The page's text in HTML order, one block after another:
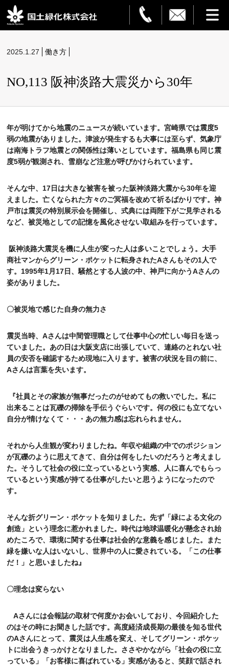
フラワーサービス
ご利用ガイド
企業情報
グリーン・ポケット店舗一覧
FC加盟店募集
採用情報
コラム
2025.1.27 働き方
NO,113 阪神淡路大震災から30年
年が明けてから地震のニュースが続いています。宮崎県では震度5
弱の地震がありました。津波が発生するも大事には至らず、気象庁
は南海トラフ地震との関係性は薄いとしています。福島県も同じ震
度5弱が観測され、雪崩など注意が呼びかけられています。
そんな中、 17日は大きな被害を被った阪神淡路大震から30年を迎
えました。亡くなられた方々のご冥福を改めて祈るばかりです。神
戸市は震災の特別展示会を開催し、式典には両陛下がご見学される
など、被災地としての記憶を風化させない取組みを行っています。
阪神淡路大震災を機に人生が変った人は多いことでしょう。大手
商社マンからグリーン・ポケットに転身されたAさんもその1人で
す。 1995年1月 17日、騒然とする人波の中、神戸に向かうAさんの
姿がありました。
〇被災地で感じた自身の無力さ
震災当時、Aさんは中間管理職として仕事中心の忙しい毎日を送っ
ていました。あの日は大阪支店に出張していて、連絡のとれない社
員の安否を確認するため現地に入ります。被害の状況を目の前に、
Aさんは言葉を失います。
『社員とその家族が無事だったのがせめてもの救いでした。私に
出来ることは瓦礫の掃除を手伝うぐらいです。何の役にも立てない
自分が情けなくて・・・あの無力感は忘れられません。
それから人生観が変わりましたね。年収や組織の中でのポジション
が瓦礫のように思えてきて、自分は何をしたいのだろうと考えまし
た。そうして社会の役に立っているという実感、人に喜んでもらっ
ているという実感が持てる仕事がしたいと思うようになったので
す。
そんな折グリーン・ポケットを知りました。先ず「緑による文化の
創造」という理念に惹かれました。時代は地球温暖化が懸念され始
めたころで、環境に関する仕事は社会的な意義を感じました。また
緑を嫌いな人はいないし、世界中の人に愛されている。「この仕事
だ！」と思いましたね』
〇理念は変らない
Aさんには会報誌の取材で何度かお会いしており、今回紹介した
のはその時にお聞きした話です。高度経済成長期の最後を知る世代
のAさんにとって、震災は人生感を変え、そしてグリーン・ポケッ
トに出会うきっかけとなりました。ささやかながら「社会の役に立
っている」「お客様に喜ばれている」実感があると、笑顔で話され